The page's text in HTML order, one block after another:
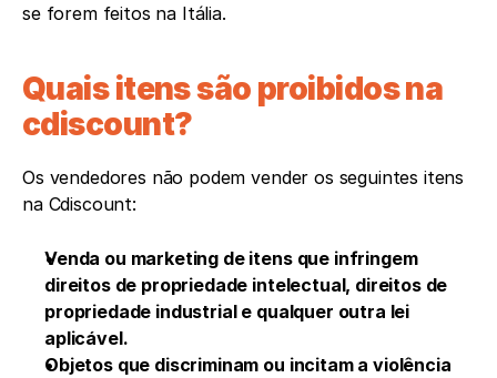
se forem feitos na Itália.
Quais itens são proibidos na
cdiscount?
Os vendedores não podem vender os seguintes itens
na Cdiscount:
Venda ou marketing de itens que infringem
direitos de propriedade intelectual, direitos de
propriedade industrial e qualquer outra lei
aplicável.
Objetos que discriminam ou incitam a violência